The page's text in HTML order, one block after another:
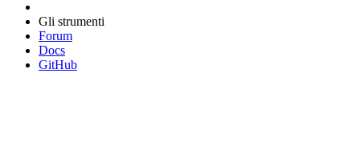
Gli strumenti
Forum
Docs
GitHub